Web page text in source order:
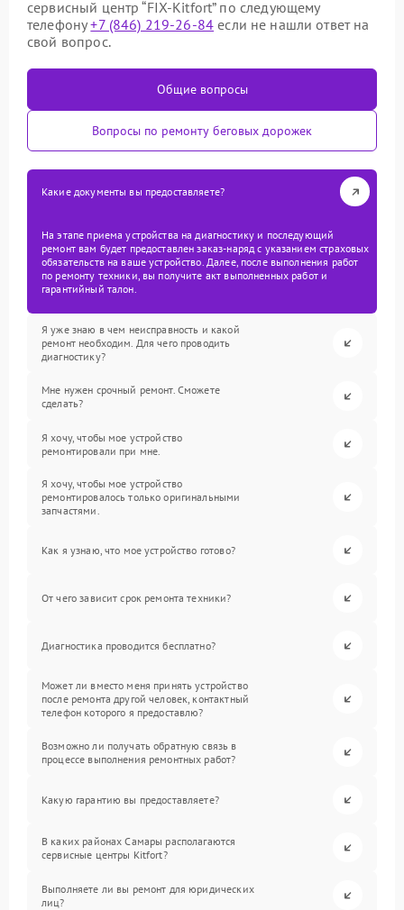
сервисный центр “FIX-Kitfort” по следующему
телефону+7 (846) 219-26-84 если не нашли ответ на
свой вопрос.
Общие вопросы
Вопросы по ремонту беговых дорожек
Какие документы вы предоставляете?
На этапе приема устройства на диагностику и последующий
ремонт вам будет предоставлен заказ-наряд с указанием страховых
обязательств на ваше устройство. Далее, после выполнения работ
по ремонту техники, вы получите акт выполненных работ и
гарантийный талон.
Я уже знаю в чем неисправность и какой
ремонт необходим. Для чего проводить
диагностику?
Мне нужен срочный ремонт. Сможете
сделать?
Я хочу, чтобы мое устройство
ремонтировали при мне.
Я хочу, чтобы мое устройство
ремонтировалось только оригинальными
запчастями.
Как я узнаю, что мое устройство готово?
От чего зависит срок ремонта техники?
Диагностика проводится бесплатно?
Может ли вместо меня принять устройство
после ремонта другой человек, контактный
телефон которого я предоставлю?
Возможно ли получать обратную связь в
процессе выполнения ремонтных работ?
Какую гарантию вы предоставляете?
В каких районах Самары располагаются
сервисные центры Kitfort?
Выполняете ли вы ремонт для юридических
лиц?